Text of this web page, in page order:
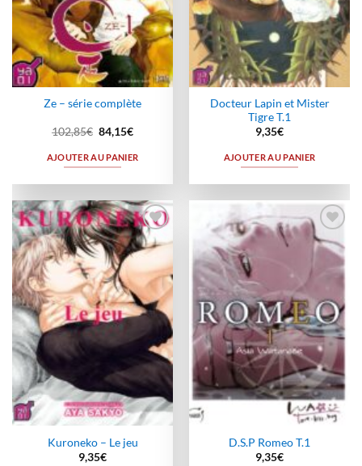
Ze – série complète
102,85€ Le
prix
initial
était :
84,15€Le
actuel
est :
AJOUTER AU PANIER
Docteur Lapin et Mister
Tigre T.1
9,35€
AJOUTER AU PANIER
Ajouter
à la
wishlist
Kuroneko – Le jeu
9,35€
Ajouter
à la
D.S.P Romeo T.1
9,35€